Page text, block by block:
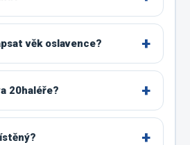
věk oslavence?
20haléře?